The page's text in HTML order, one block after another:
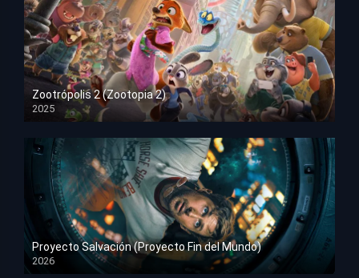
Zootrópolis 2 (Zootopia 2)
2025
HD 1080p
Proyecto Salvación (Proyecto Fin del Mundo)
2026
HD 1080p